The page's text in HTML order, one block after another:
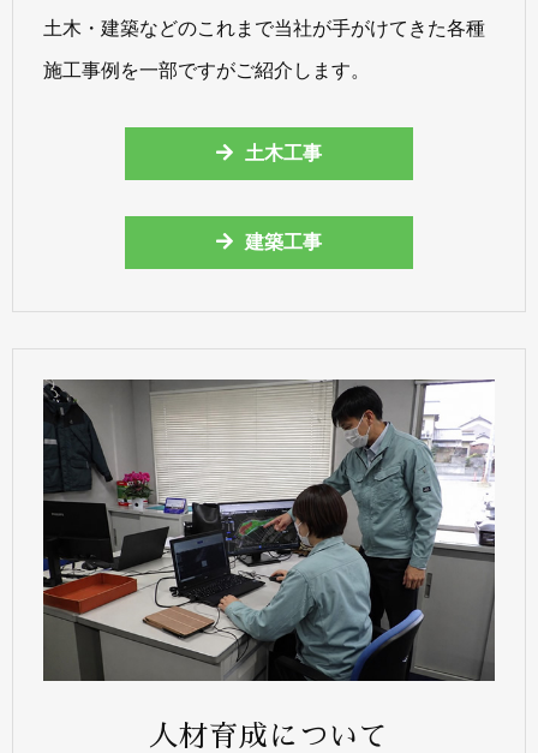
土木・建築などのこれまで当社が手がけてきた各種
施工事例を一部ですがご紹介します。
土木工事
建築工事
人材育成について